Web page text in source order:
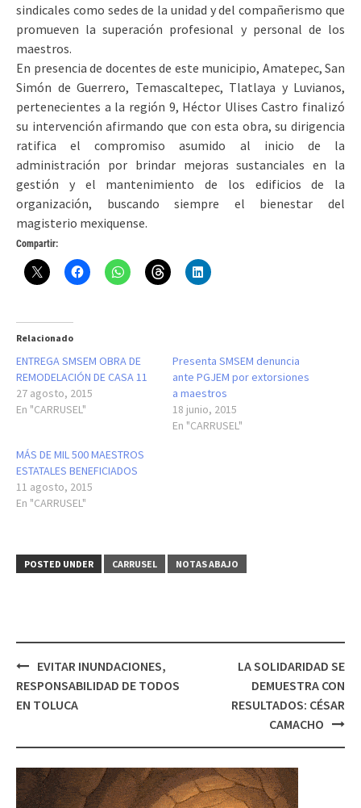
sindicales como sedes de la unidad y del compañerismo que
promueven la superación profesional y personal de los
maestros.
En presencia de docentes de este municipio, Amatepec, San
Simón de Guerrero, Temascaltepec, Tlatlaya y Luvianos,
pertenecientes a la región 9, Héctor Ulises Castro finalizó
su intervención afirmando que con esta obra, su dirigencia
ratifica el compromiso asumido al inicio de la
administración por brindar mejoras sustanciales en la
gestión y el mantenimiento de los edificios de la
organización, buscando siempre el bienestar del
magisterio mexiquense.
Compartir:
Relacionado
ENTREGA SMSEM OBRA DE
REMODELACIÓN DE CASA 11
27 agosto, 2015
En "CARRUSEL"
Presenta SMSEM denuncia
ante PGJEM por extorsiones
a maestros
18 junio, 2015
En "CARRUSEL"
MÁS DE MIL 500 MAESTROS
ESTATALES BENEFICIADOS
11 agosto, 2015
En "CARRUSEL"
POSTED UNDER CARRUSEL NOTAS ABAJO
Post
navigation
EVITAR INUNDACIONES,
RESPONSABILIDAD DE TODOS
EN TOLUCA
LA SOLIDARIDAD SE
DEMUESTRA CON
RESULTADOS: CÉSAR
CAMACHO